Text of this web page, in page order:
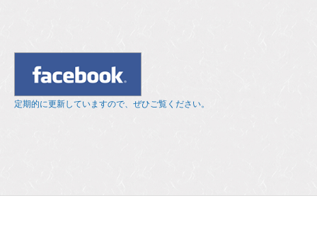
定期的に更新していますので、ぜひご覧ください。